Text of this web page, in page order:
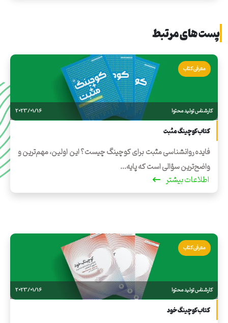
پست های مرتبط
معرفی کتاب
کارشناس تولید محتوا 2023/01/16
کتاب کوچینگ مثبت
فایده روانشناسی مثبت برای کوچینگ چیست؟ این اولین، مهم‌ترین و
واضح‌ترین سؤالی است که پایه...
اطلاعات بیشتر
معرفی کتاب
کارشناس تولید محتوا 2023/01/16
کتاب کوچینگ خود